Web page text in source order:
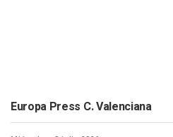
Europa Press C. Valenciana